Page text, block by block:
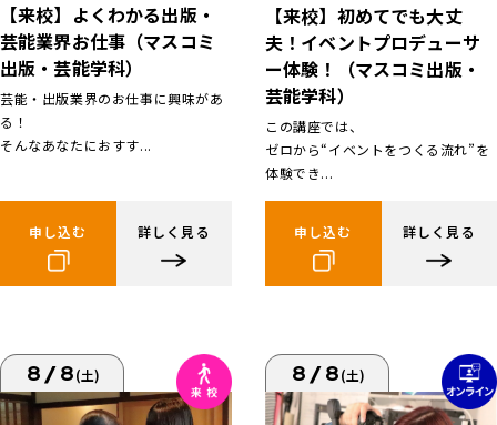
【来校】よくわかる出版・
芸能業界お仕事（マスコミ
出版・芸能学科）
芸能・出版業界のお仕事に興味があ
る！
そんなあなたにおすす...
申し込む 詳しく見る
【来校】初めてでも大丈
夫！イベントプロデューサ
ー体験！（マスコミ出版・
芸能学科）
この講座では、
ゼロから“イベントをつくる流れ”を
体験でき...
申し込む 詳しく見る
8/8(土) 8/8(土)